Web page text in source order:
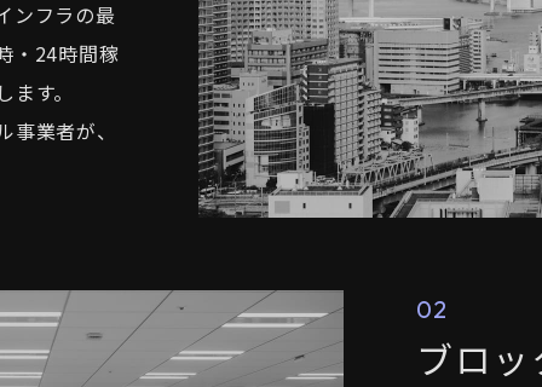
ンフラの最
・24時間稼
す。
業者が、
02
ブロ